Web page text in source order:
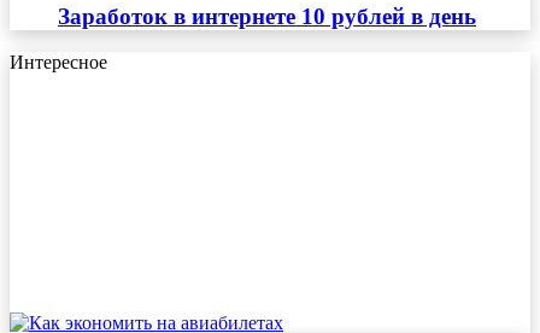
Заработок в интернете 10 рублей в день
Интересное